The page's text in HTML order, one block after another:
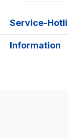
Service-
Information